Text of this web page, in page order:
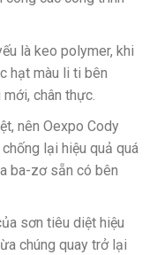
là keo polymer, khi
hạt màu li ti bên
chân thực.
nên Oexpo Cody
lại hiệu quả quá
ba-zơ sẵn có bên
sơn tiêu diệt hiệu
chúng quay trở lại